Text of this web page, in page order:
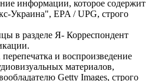
информации, которое содержит
Украина", EPA / UPG, строго
в разделе Я- Корреспондент
и воспроизведение
материалов,
Getty Images, строго